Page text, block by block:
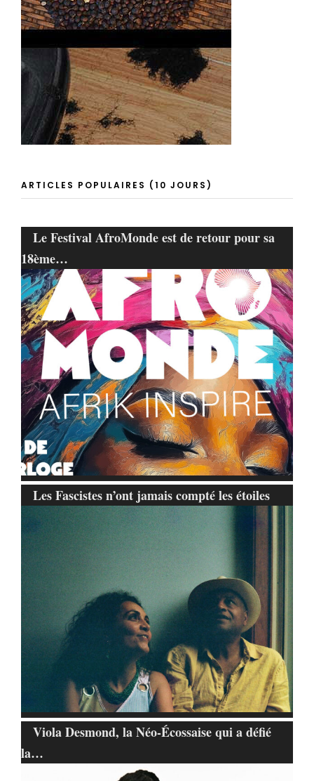
ARTICLES POPULAIRES (10 JOURS)
Le Festival AfroMonde est de retour pour sa
18ème…
Les Fascistes n’ont jamais compté les étoiles
Viola Desmond, la Néo-Écossaise qui a défié
la…